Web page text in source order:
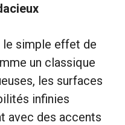
le simple effet de
un classique
les surfaces
infinies
avec des accents